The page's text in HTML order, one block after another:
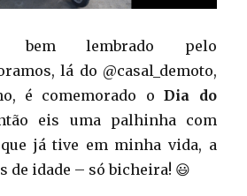
bem lembrado pelo
lá do @casal_demoto,
é comemorado oDia do
eis uma palhinha com
já tive em minha vida, a
de idade – só bicheira! 😃